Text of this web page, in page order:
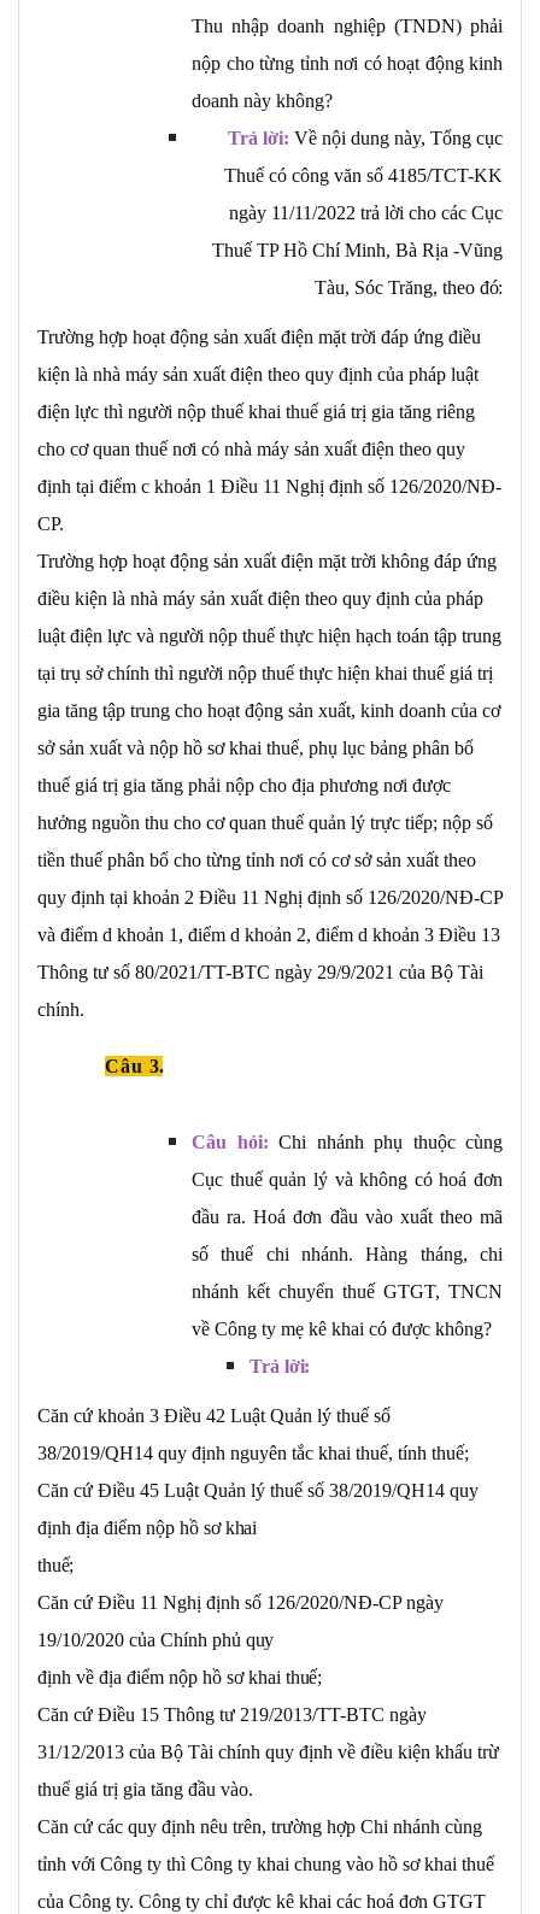
Thu nhập doanh nghiệp (TNDN) phải
nộp cho từng tỉnh nơi có hoạt động kinh
doanh này không?
Trả lời: Về nội dung này, Tổng cục
Thuế có công văn số 4185/TCT-KK
ngày 11/11/2022 trả lời cho các Cục
Thuế TP Hồ Chí Minh, Bà Rịa -Vũng
Tàu, Sóc Trăng, theo đó:
Trường hợp hoạt động sản xuất điện mặt trời đáp ứng điều
kiện là nhà máy sản xuất điện theo quy định của pháp luật
điện lực thì người nộp thuế khai thuế giá trị gia tăng riêng
cho cơ quan thuế nơi có nhà máy sản xuất điện theo quy
định tại điểm c khoản 1 Điều 11 Nghị định số 126/2020/NĐ-
CP.
Trường hợp hoạt động sản xuất điện mặt trời không đáp ứng
điều kiện là nhà máy sản xuất điện theo quy định của pháp
luật điện lực và người nộp thuế thực hiện hạch toán tập trung
tại trụ sở chính thì người nộp thuế thực hiện khai thuế giá trị
gia tăng tập trung cho hoạt động sản xuất, kinh doanh của cơ
sở sản xuất và nộp hồ sơ khai thuế, phụ lục bảng phân bổ
thuế giá trị gia tăng phải nộp cho địa phương nơi được
hưởng nguồn thu cho cơ quan thuế quản lý trực tiếp; nộp số
tiền thuế phân bổ cho từng tỉnh nơi có cơ sở sản xuất theo
quy định tại khoản 2 Điều 11 Nghị định số 126/2020/NĐ-CP
và điểm d khoản 1, điểm d khoản 2, điểm d khoản 3 Điều 13
Thông tư số 80/2021/TT-BTC ngày 29/9/2021 của Bộ Tài
chính.
Câu3.
Câu hỏi: Chi nhánh phụ thuộc cùng
Cục thuế quản lý và không có hoá đơn
đầu ra. Hoá đơn đầu vào xuất theo mã
số thuế chi nhánh. Hàng tháng, chi
nhánh kết chuyển thuế GTGT, TNCN
về Công ty mẹ kê khai có được không?
Trảlời:
Căn cứ khoản 3 Điều 42 Luật Quản lý thuế số
38/2019/QH14 quy định nguyên tắc khai thuế, tính thuế;
Căn cứ Điều 45 Luật Quản lý thuế số 38/2019/QH14 quy
định địa điểm nộp hồ sơkhai
thuế;
Căn cứ Điều 11 Nghị định số 126/2020/NĐ-CP ngày
19/10/2020 của Chính phủ quy
định về địa điểm nộp hồ sơ khai thuế;
Căn cứ Điều 15 Thông tư 219/2013/TT-BTC ngày
31/12/2013 của Bộ Tài chính quy định về điều kiện khấu trừ
thuế giá trị gia tăng đầu vào.
Căn cứ các quy định nêu trên, trường hợp Chi nhánh cùng
tỉnh với Công ty thì Công ty khai chung vào hồ sơ khai thuế
của Công ty. Công ty chỉ được kê khai các hoá đơn GTGT